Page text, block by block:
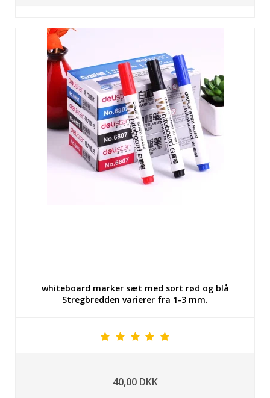
whiteboard marker sæt med sort rød og blå
Stregbredden varierer fra 1-3 mm.
40,00 DKK